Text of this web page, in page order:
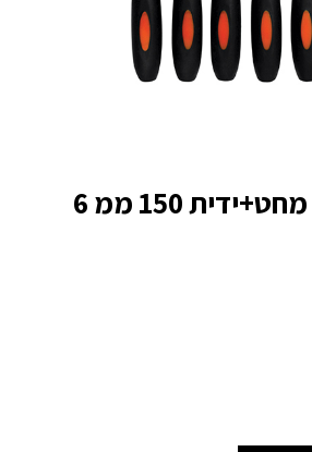
סט פצירות מחט+ידית 150 ממ 6